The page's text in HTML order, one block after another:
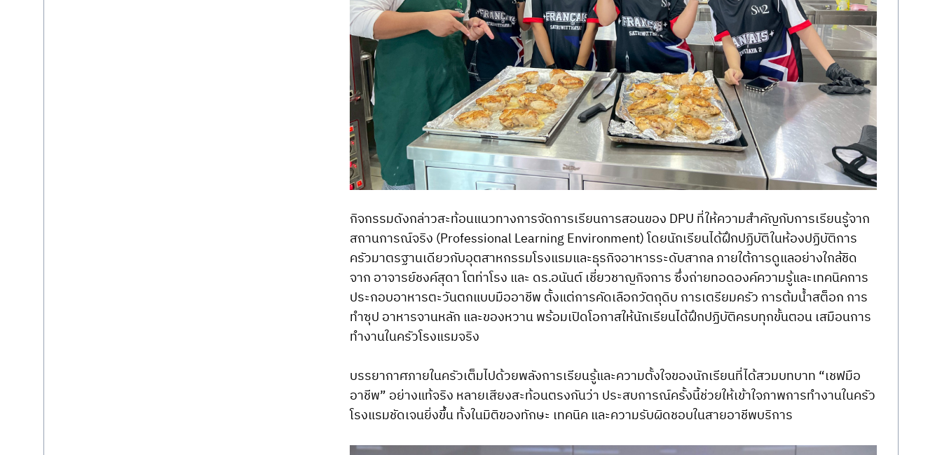
กิจกรรมดังกล่าวสะท้อนแนวทางการจัดการเรียนการสอนของ DPU ที่ให้ความสำคัญกับการเรียนรู้จาก
สถานการณ์จริง (Professional Learning Environment) โดยนักเรียนได้ฝึกปฏิบัติในห้องปฏิบัติการ
ครัวมาตรฐานเดียวกับอุตสาหกรรมโรงแรมและธุรกิจอาหารระดับสากล ภายใต้การดูแลอย่างใกล้ชิด
จาก อาจารย์ชงค์สุดา โตท่าโรง และ ดร.อนันต์ เชี่ยวชาญกิจการ ซึ่งถ่ายทอดองค์ความรู้และเทคนิคการ
ประกอบอาหารตะวันตกแบบมืออาชีพ ตั้งแต่การคัดเลือกวัตถุดิบ การเตรียมครัว การต้มน้ำสต็อก การ
ทำซุป อาหารจานหลัก และของหวาน พร้อมเปิดโอกาสให้นักเรียนได้ฝึกปฏิบัติครบทุกขั้นตอน เสมือนการ
ทำงานในครัวโรงแรมจริง
บรรยากาศภายในครัวเต็มไปด้วยพลังการเรียนรู้และความตั้งใจของนักเรียนที่ได้สวมบทบาท “เชฟมือ
อาชีพ” อย่างแท้จริง หลายเสียงสะท้อนตรงกันว่า ประสบการณ์ครั้งนี้ช่วยให้เข้าใจภาพการทำงานในครัว
โรงแรมชัดเจนยิ่งขึ้น ทั้งในมิติของทักษะ เทคนิค และความรับผิดชอบในสายอาชีพบริการ